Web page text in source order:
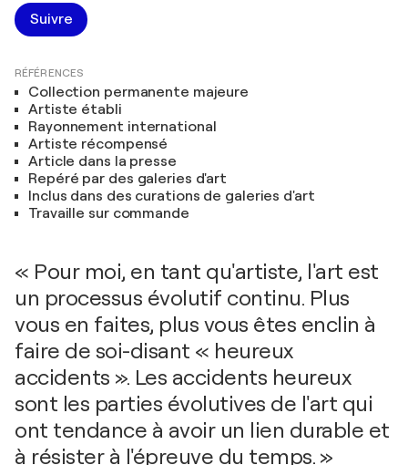
Suivre
RÉFÉRENCES
Collection permanente majeure
Artiste établi
Rayonnement international
Artiste récompensé
Article dans la presse
Repéré par des galeries d'art
Inclus dans des curations de galeries d'art
Travaille sur commande
« Pour moi, en tant qu'artiste, l'art est
un processus évolutif continu. Plus
vous en faites, plus vous êtes enclin à
faire de soi-disant « heureux
accidents ». Les accidents heureux
sont les parties évolutives de l'art qui
ont tendance à avoir un lien durable et
à résister à l'épreuve du temps. »